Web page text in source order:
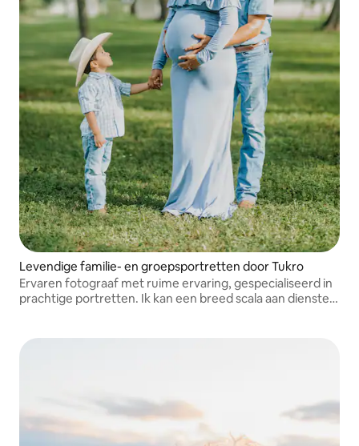
Levendige familie- en groepsportretten door Tukro
Ervaren fotograaf met ruime ervaring, gespecialiseerd in
prachtige portretten. Ik kan een breed scala aan diensten